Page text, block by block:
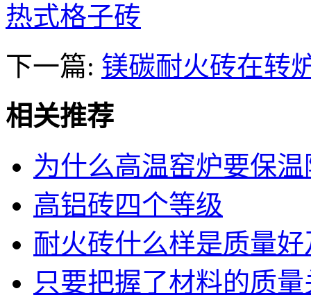
热式格子砖
下一篇: 镁碳耐火砖在转
相关推荐
为什么高温窑炉要保
高铝砖四个等级
耐火砖什么样是质量
只要把握了材料的质